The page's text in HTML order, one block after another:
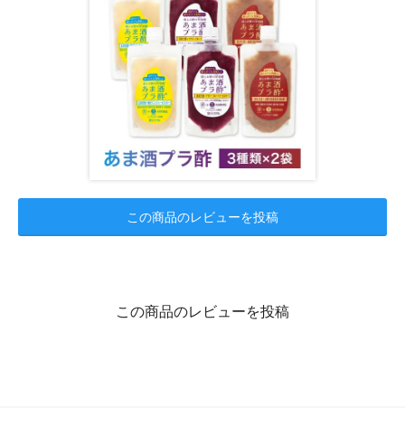
この商品のレビューを投稿
この商品のレビューを投稿